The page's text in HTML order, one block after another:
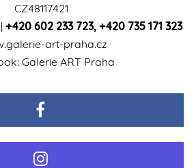
CZ48117421
+420 602 233 723, +420 735 171 323
art-praha.cz
Galerie ART Praha